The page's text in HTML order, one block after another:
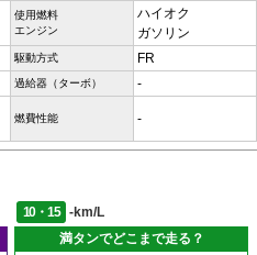
使用燃料
エンジン
ハイオク
ガソリン
駆動方式 FR
過給器（ターボ） -
燃費性能 -
10・15
-km/L
満タンでどこまで走る？